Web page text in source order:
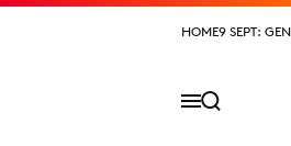
HOME9 SEPT:
HOME9 SEPT: